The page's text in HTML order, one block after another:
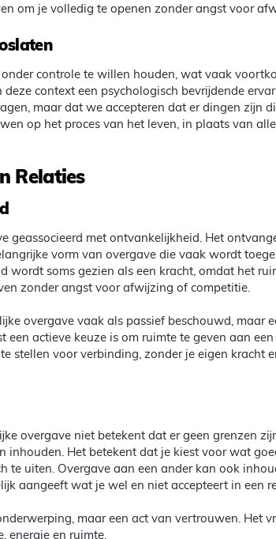
om je volledig te openen zonder angst voor
controle te willen houden, wat vaak
context een psychologisch bevrijdende
maar dat we accepteren dat er dingen zijn
op het proces van het leven, in plaats van
Relaties
geassocieerd met ontvankelijkheid. Het
vorm van overgave die vaak wordt
wordt soms gezien als een kracht, omdat het
zonder angst voor afwijzing of competitie.
overgave vaak als passief beschouwd, maar
actieve keuze is om ruimte te geven aan een
stellen voor verbinding, zonder je eigen kracht
overgave niet betekent dat er geen grenzen
inhouden. Het betekent dat je kiest voor wat
te uiten. Overgave aan een ander kan ook
aangeeft wat je wel en niet accepteert in een
maar een act van vertrouwen. Het
energie en ruimte.